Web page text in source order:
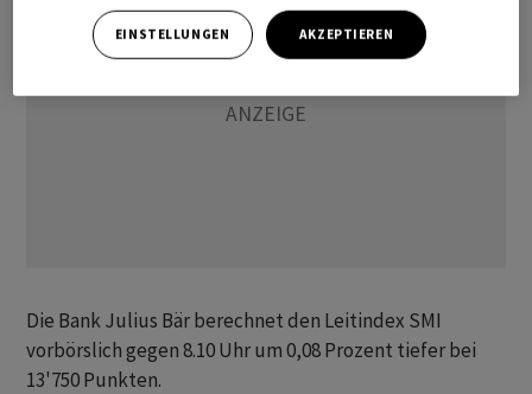
Die Bank Julius Bär berechnet den Leitindex SMI
vorbörslich gegen 8.10 Uhr um 0,08 Prozent tiefer bei
13'750 Punkten.
EINSTELLUNGEN AKZEPTIEREN